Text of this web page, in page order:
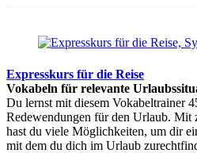
Expresskurs für die Reise
Vokabeln für relevante
Du lernst mit diesem Vokabeltrainer
Redewendungen für den Urlaub. Mit
hast du viele Möglichkeiten, um dir
mit dem du dich im Urlaub